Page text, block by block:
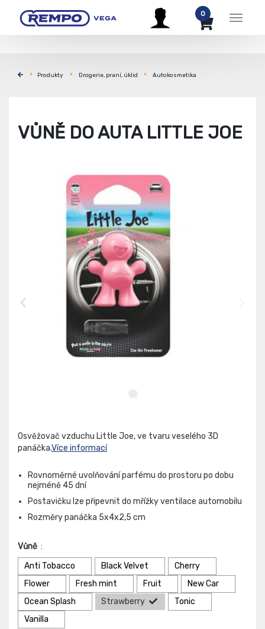
Menu
0
Produkty Drogerie, praní, úklid Autokosmetika
VŮNĚ DO AUTA LITTLE JOE
Osvěžovač vzduchu Little Joe, ve tvaru veselého 3D
panáčka.Více informací
Rovnoměrné uvolňování parfému do prostoru po dobu
nejméně 45 dní
Postavičku lze připevnit do mřížky ventilace automobilu
Rozměry panáčka 5x4x2,5 cm
Vůně :
Anti Tobacco
Black Velvet
Cherry
Flower
Fresh mint Fruit
New Car
Ocean Splash
Strawberry
Tonic
Vanilla